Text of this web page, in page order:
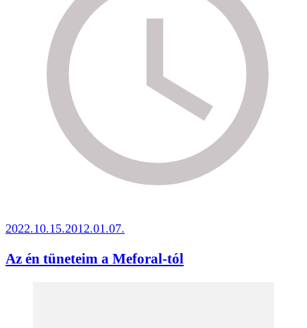
2022.10.15.2012.01.07.
Az én tüneteim a Meforal-tól